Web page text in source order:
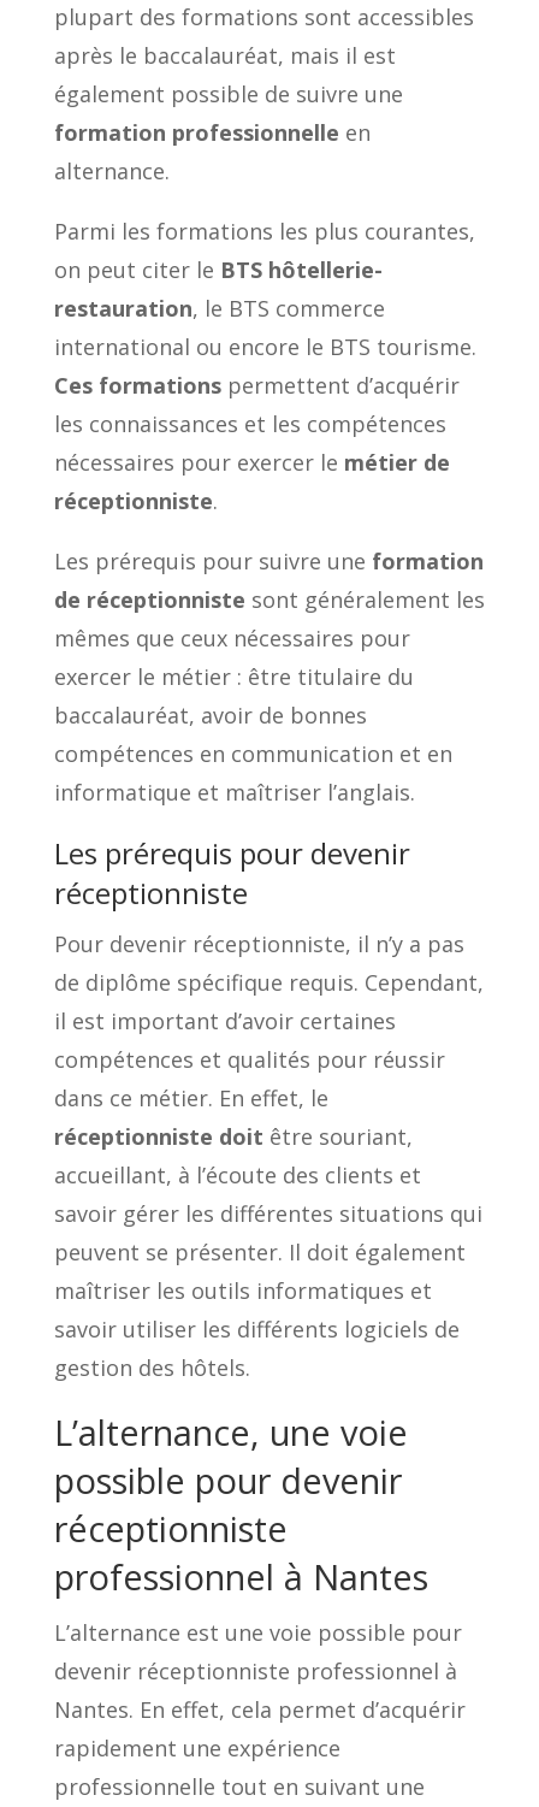
plupart des formations sont accessibles
après le baccalauréat, mais il est
également possible de suivre une
formation professionnelle en
alternance.
Parmi les formations les plus courantes,
on peut citer le BTS hôtellerie-
restauration, le BTS commerce
international ou encore le BTS tourisme.
Ces formationspermettent d’acquérir
les connaissances et les compétences
nécessaires pour exercer le métier de
réceptionniste.
Les prérequis pour suivre une formation
de réceptionniste sont généralement les
mêmes que ceux nécessaires pour
exercer le métier : être titulaire du
baccalauréat, avoir de bonnes
compétences en communication et en
informatique et maîtriser l’anglais.
Les prérequis pour devenir
réceptionniste
Pour devenir réceptionniste, il n’y a pas
de diplôme spécifique requis. Cependant,
il est important d’avoir certaines
compétences et qualités pour réussir
dans ce métier. En effet, le
réceptionniste doit être souriant,
accueillant, à l’écoute des clients et
savoir gérer les différentes situations qui
peuvent se présenter. Il doit également
maîtriser les outils informatiques et
savoir utiliser les différents logiciels de
gestion des hôtels.
L’alternance, une voie
possible pour devenir
réceptionniste
professionnel à Nantes
L’alternance est une voie possible pour
devenir réceptionniste professionnel à
Nantes. En effet, cela permet d’acquérir
rapidement une expérience
professionnelle tout en suivant une